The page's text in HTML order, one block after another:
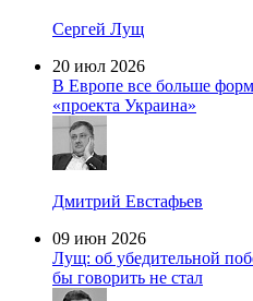
Сергей Лущ
20 июл 2026
В Европе все больше
«проекта Украина»
Дмитрий Евстафьев
09 июн 2026
Лущ: об убедительной
бы говорить не стал